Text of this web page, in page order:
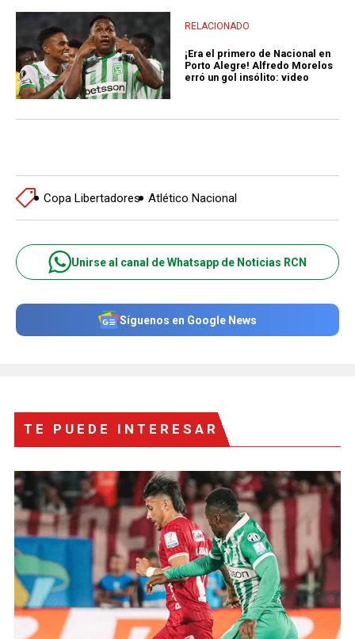
RELACIONADO
¡Era el primero de Nacional en
Porto Alegre! Alfredo Morelos
erró un gol insólito: video
Copa Libertadores Atlético Nacional
Unirse al canal de Whatsapp de Noticias RCN
Síguenos en Google News
TE PUEDE INTERESAR